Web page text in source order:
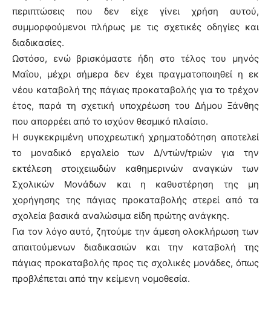
περιπτώσεις που δεν είχε γίνει χρήση αυτού,
συμμορφούμενοι πλήρως με τις σχετικές οδηγίες και
διαδικασίες.
Ωστόσο, ενώ βρισκόμαστε ήδη στο τέλος του μηνός
Μαΐου, μέχρι σήμερα δεν έχει πραγματοποιηθεί η εκ
νέου καταβολή της πάγιας προκαταβολής για το τρέχον
έτος, παρά τη σχετική υποχρέωση του Δήμου Ξάνθης
που απορρέει από το ισχύον θεσμικό πλαίσιο.
Η συγκεκριμένη υποχρεωτική χρηματοδότηση αποτελεί
το μοναδικό εργαλείο των Δ/ντών/τριών για την
εκτέλεση στοιχειωδών καθημερινών αναγκών των
Σχολικών Μονάδων και η καθυστέρηση της μη
χορήγησης της πάγιας προκαταβολής στερεί από τα
σχολεία βασικά αναλώσιμα είδη πρώτης ανάγκης.
Για τον λόγο αυτό, ζητούμε την άμεση ολοκλήρωση των
απαιτούμενων διαδικασιών και την καταβολή της
πάγιας προκαταβολής προς τις σχολικές μονάδες, όπως
προβλέπεται από την κείμενη νομοθεσία.